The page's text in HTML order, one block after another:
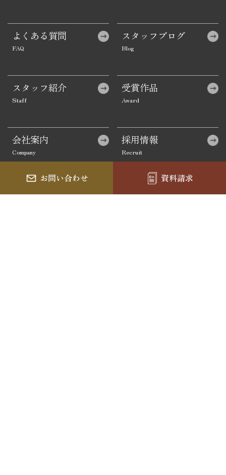
お問い合わせ 資料請求
よくある質問 スタッフブログ
スタッフ紹介 受賞作品
会社案内 採用情報